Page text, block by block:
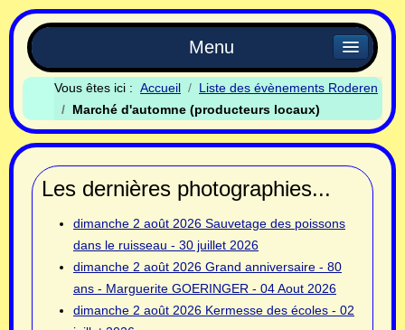
Menu
Vous êtes ici : Accueil
Liste des évènements Roderen
Marché d'automne (producteurs locaux)
Les dernières photographies...
dimanche 2 août 2026 Sauvetage des poissons
dans le ruisseau - 30 juillet 2026
dimanche 2 août 2026 Grand anniversaire - 80
ans - Marguerite GOERINGER - 04 Aout 2026
dimanche 2 août 2026 Kermesse des écoles - 02